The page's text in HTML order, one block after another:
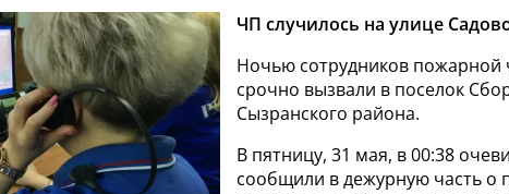
ЧП случилось на улице
Ночью сотрудников пожарной
срочно вызвали в поселок
Сызранского района.
В пятницу, 31 мая, в 00:38
сообщили в дежурную часть о